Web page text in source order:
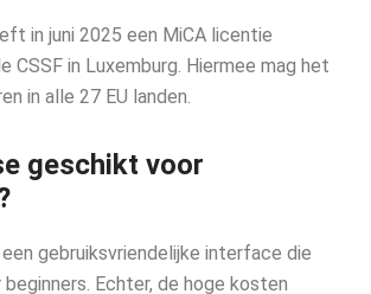
in juni 2025 een MiCA licentie
CSSF in Luxemburg. Hiermee mag het
in alle 27 EU landen.
geschikt voor
gebruiksvriendelijke interface die
Echter, de hoge kosten